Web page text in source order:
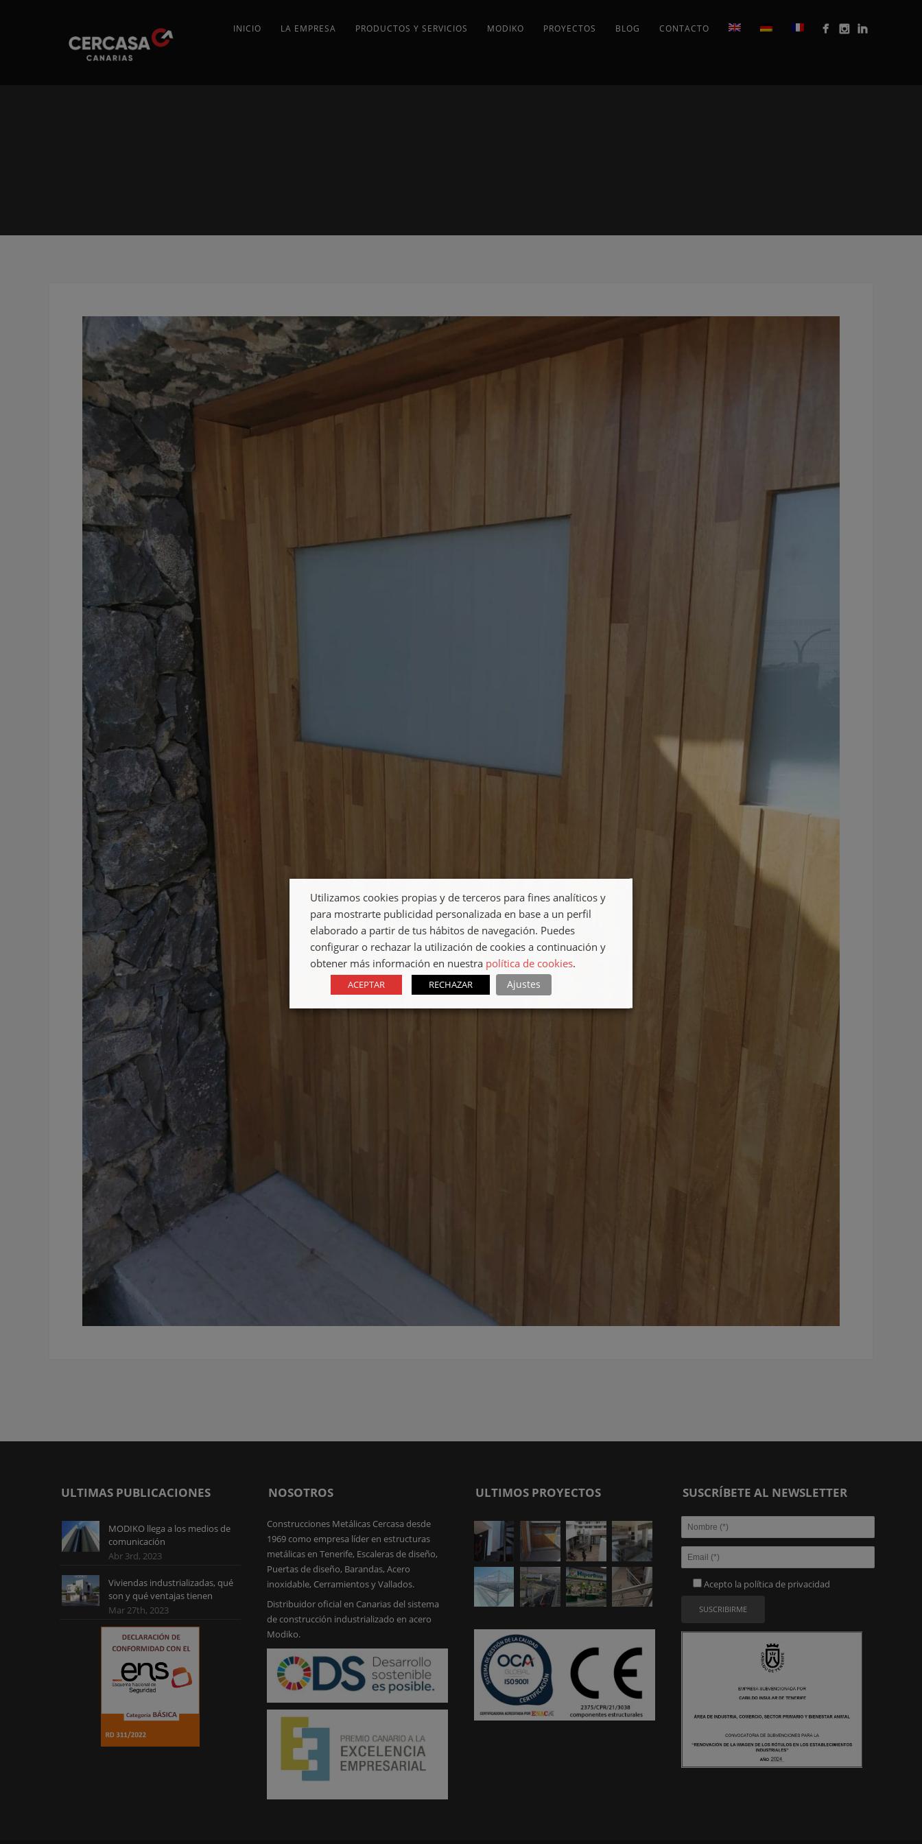
INICIO LA EMPRESA PRODUCTOS Y SERVICIOS MODIKO PROYECTOS BLOG CONTACTO
ULTIMAS PUBLICACIONES
MODIKO llega a los medios de
comunicación
Abr 3rd, 2023
Viviendas industrializadas, qué
son y qué ventajas tienen
Mar 27th, 2023
NOSOTROS
Construcciones Metálicas Cercasa desde
1969 como empresa líder en estructuras
metálicas en Tenerife, Escaleras de diseño,
Puertas de diseño, Barandas, Acero
inoxidable, Cerramientos y Vallados.
Distribuidor oficial en Canarias del sistema
de construcción industrializado en acero
Modiko.
ULTIMOS PROYECTOS SUSCRÍBETE AL NEWSLETTER
Acepto la política de privacidad
Utilizamos cookies propias y de terceros para fines analíticos y
para mostrarte publicidad personalizada en base a un perfil
elaborado a partir de tus hábitos de navegación. Puedes
configurar o rechazar la utilización de cookies a continuación y
obtener más información en nuestra política de cookies.
ACEPTAR RECHAZAR Ajustes